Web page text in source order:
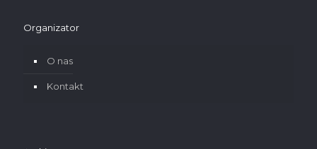
Organizator
O nas
Kontakt